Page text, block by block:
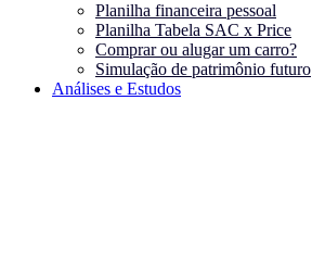
Planilha financeira pessoal
Planilha Tabela SAC x Price
Comprar ou alugar um carro?
Simulação de patrimônio futuro
Análises e Estudos